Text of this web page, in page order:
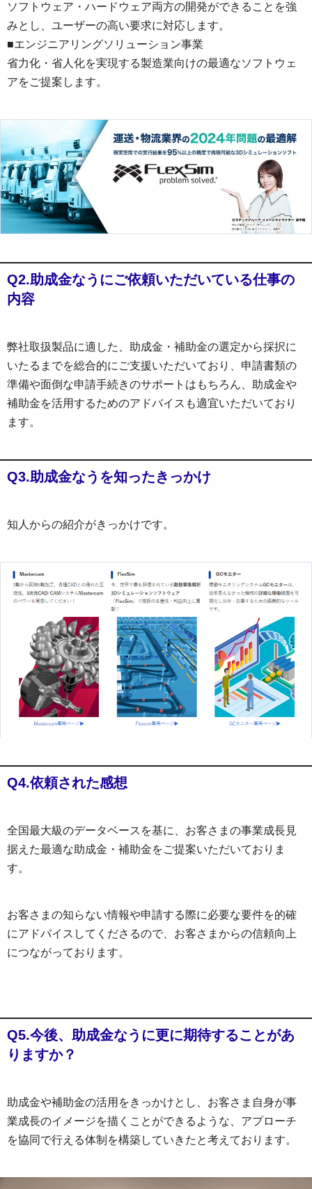
ソフトウェア・ハードウェア両方の開発ができることを強
みとし、ユーザーの高い要求に対応します。
■エンジニアリングソリューション事業
省力化・省人化を実現する製造業向けの最適なソフトウェ
アをご提案します。
Q2.助成金なうにご依頼いただいている仕事の
内容
弊社取扱製品に適した、助成金・補助金の選定から採択に
いたるまでを総合的にご支援いただいており、申請書類の
準備や面倒な申請手続きのサポートはもちろん、助成金や
補助金を活用するためのアドバイスも適宜いただいており
ます。
Q3.助成金なうを知ったきっかけ
知人からの紹介がきっかけです。
Q4.依頼された感想
全国最大級のデータベースを基に、お客さまの事業成長見
据えた最適な助成金・補助金をご提案いただいておりま
す。
お客さまの知らない情報や申請する際に必要な要件を的確
にアドバイスしてくださるので、お客さまからの信頼向上
につながっております。
Q5.今後、助成金なうに更に期待することがあ
りますか？
助成金や補助金の活用をきっかけとし、お客さま自身が事
業成長のイメージを描くことができるような、アプローチ
を協同で行える体制を構築していきたと考えております。